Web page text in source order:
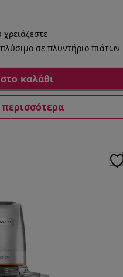
σε πλυντήριο πιάτων
καλάθι